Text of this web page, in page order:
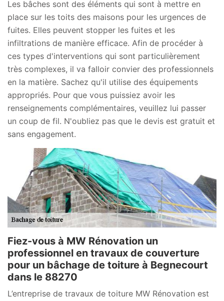
Les bâches sont des éléments qui sont à mettre en
place sur les toits des maisons pour les urgences de
fuites. Elles peuvent stopper les fuites et les
infiltrations de manière efficace. Afin de procéder à
ces types d'interventions qui sont particulièrement
très complexes, il va falloir convier des professionnels
en la matière. Sachez qu'il utilise des équipements
appropriés. Pour que vous puissiez avoir les
renseignements complémentaires, veuillez lui passer
un coup de fil. N'oubliez pas que le devis est gratuit et
sans engagement.
Fiez-vous à MW Rénovation un
professionnel en travaux de couverture
pour un bâchage de toiture à Begnecourt
dans le 88270
L’entreprise de travaux de toiture MW Rénovation est